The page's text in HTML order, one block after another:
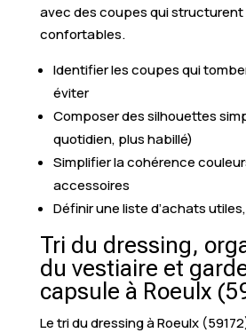
avec des coupes qui
confortables.
Identifier les coupes qui
éviter
Composer des silhouettes
quotidien, plus habillé)
Simplifier la cohérence
accessoires
Définir une liste d’achats
Tri du dressing,
du vestiaire et
capsule à Roeulx
Le tri du dressing à Roeulx